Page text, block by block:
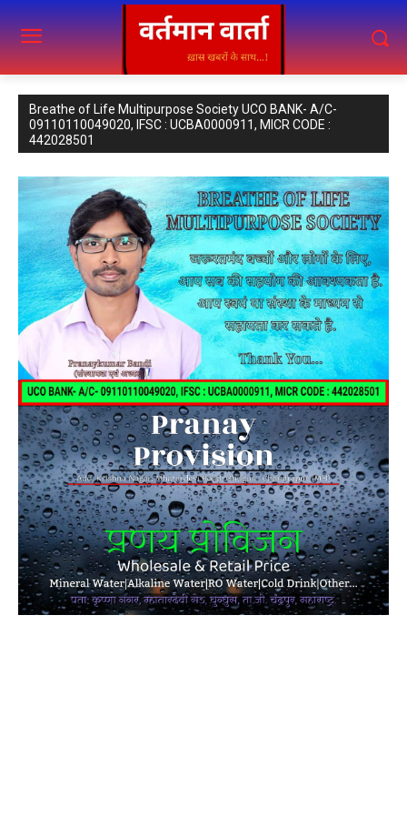
Breathe of Life Multipurpose Society UCO BANK- A/C-
09110110049020, IFSC : UCBA0000911, MICR CODE :
442028501